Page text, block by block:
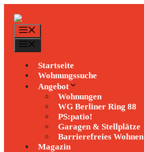
Inhalt
springen
Startseite
Wohnungssuche
Angebot
Wohnungen
WG Berliner Ring 88
PS:patio!
Garagen & Stellplätze
Barrierefreies Wohnen
Magazin